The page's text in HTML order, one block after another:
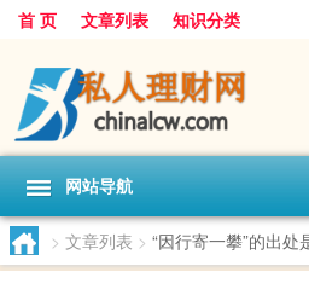
首 页 文章列表 知识分类
网站导航
> 文章列表 > “因行寄一攀”的出处